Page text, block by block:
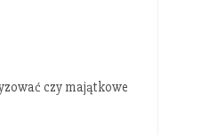
czy majątkowe